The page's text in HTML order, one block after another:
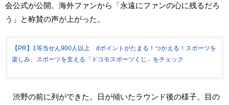
会公式が公開。海外ファンから「永遠にファンの心に残るだろ
う」と称賛の声が上がった。
【PR】1等当せん900人以上 dポイントがたまる！つかえる！スポーツを
楽しみ、スポーツを支える「ドコモスポーツくじ」をチェック
渋野の前に列ができた。日が傾いたラウンド後の様子。目の